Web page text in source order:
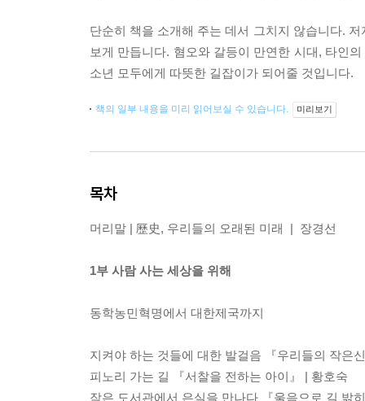
단순히 책을 소개해 주는 데서 그치지 않습니다.
보게 만듭니다. 혐오와 갈등이 만연한 시대, 타인
소년 모두에게 따뜻한 길잡이가 되어줄 것입니다.
책의 일부 내용을 미리 읽어보실 수 있습니다. 미리보기
목차
머리말 | 歷史, 우리들의 오래된 미래 | 장경선
1부 사람 사는 세상을 위해
동학농민혁명에서 대한제국까지
지켜야 하는 것들에 대한 발걸음 『우리들의 작은
피노리 가는 길 『서찰을 전하는 아이』 | 황호숙
작은 도서관에서 은실을 만나다 『울음으로 길 밝